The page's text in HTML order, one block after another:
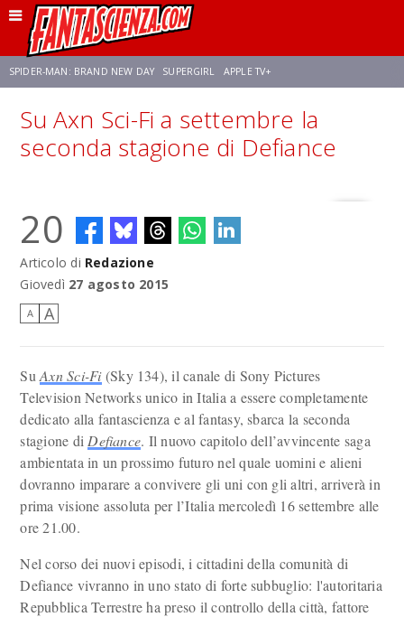
SPIDER-MAN: BRAND NEW DAY SUPERGIRL APPLE TV+
FRANCO RICCIARDIELLO ZENDAYA STAR TREK AVENGERS: DOOMSDAY
Su Axn Sci-Fi a settembre la
seconda stagione di Defiance
20
Articolo di Redazione
Giovedì 27 agosto 2015
A A
SuAxn Sci-Fi(Sky 134), il canale di Sony Pictures
Television Networks unico in Italia a essere completamente
dedicato alla fantascienza e al fantasy, sbarca la seconda
stagione di Defiance. Il nuovo capitolo dell’avvincente saga
ambientata in un prossimo futuro nel quale uomini e alieni
dovranno imparare a convivere gli uni con gli altri, arriverà in
prima visione assoluta per l’Italia mercoledì 16 settembre alle
ore 21.00.
Nel corso dei nuovi episodi, i cittadini della comunità di
Defiance vivranno in uno stato di forte subbuglio: l'autoritaria
Repubblica Terrestre ha preso il controllo della città, fattore